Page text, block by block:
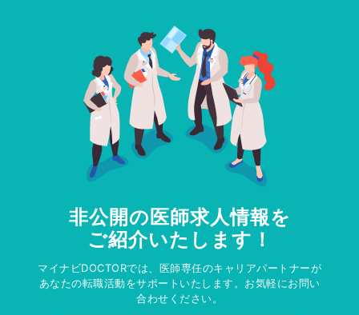
非公開の医師求人情報を
ご紹介いたします！
マイナビDOCTORでは、医師専任のキャリアパートナーが
あなたの転職活動をサポートいたします。お気軽にお問い
合わせください。